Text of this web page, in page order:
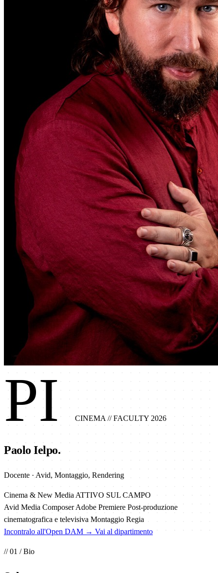
PI CINEMA // FACULTY 2026
Paolo Ielpo.
Docente · Avid, Montaggio, Rendering
Cinema & New Media ATTIVO SUL CAMPO
Avid Media ComposerAdobe Premiere Post-produzione
cinematografica e televisiva Montaggio Regia
Incontralo all'Open DAM → Vai al dipartimento
// 01 / Bio